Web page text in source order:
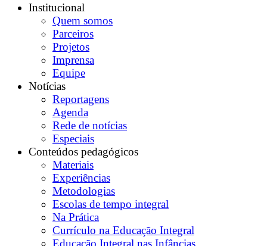
Institucional
Quem somos
Parceiros
Projetos
Imprensa
Equipe
Notícias
Reportagens
Agenda
Rede de notícias
Especiais
Conteúdos pedagógicos
Materiais
Experiências
Metodologias
Escolas de tempo integral
Na Prática
Currículo na Educação Integral
Educação Integral nas Infâncias